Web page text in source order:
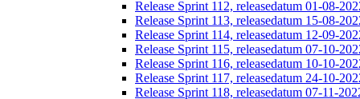
Release Sprint 112, releasedatum 01-08-
Release Sprint 113, releasedatum 15-08-
Release Sprint 114, releasedatum 12-09-
Release Sprint 115, releasedatum 07-10-
Release Sprint 116, releasedatum 10-10-
Release Sprint 117, releasedatum 24-10-
Release Sprint 118, releasedatum 07-11-